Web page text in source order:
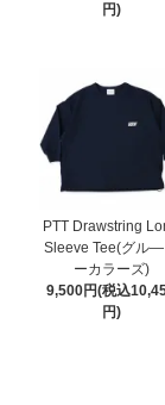
円)
PTT Drawstring
Sleeve Tee(グル
ーカラーズ)
9,500円(税込
円)